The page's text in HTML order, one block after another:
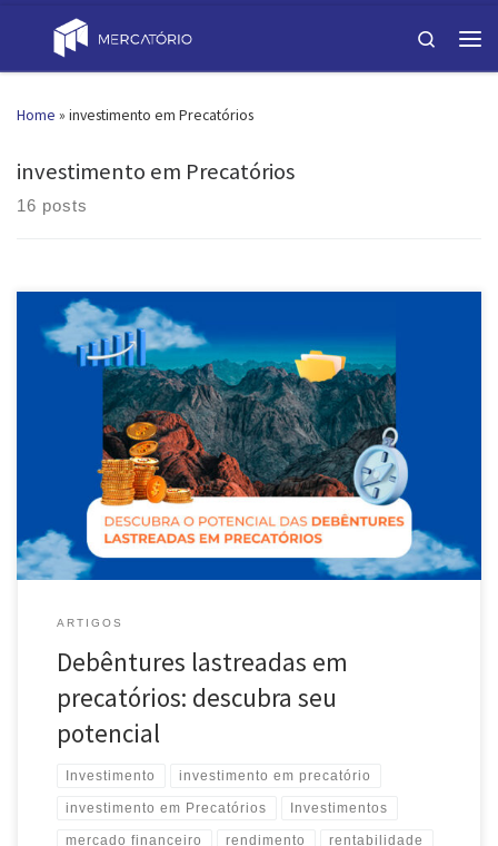
Skip to content
Search
Home » investimento em Precatórios
investimento em Precatórios
16 posts
No mundo dos investimentos, a busca por opções que combinem
segurança, rentabilidade e inovação é constante. Enquanto o
investimento em precatórios via contrato de cessão tem sido uma
escolha sólida para muitos, a evolução do mercado nos apresenta
agora uma nova oportunidade: as debêntures lastreadas em
precatórios. Vamos explorar juntos […]
ARTIGOS
Debêntures lastreadas em
precatórios: descubra seu
potencial
Investimento investimento em precatório
investimento em Precatórios Investimentos
mercado financeiro rendimento rentabilidade